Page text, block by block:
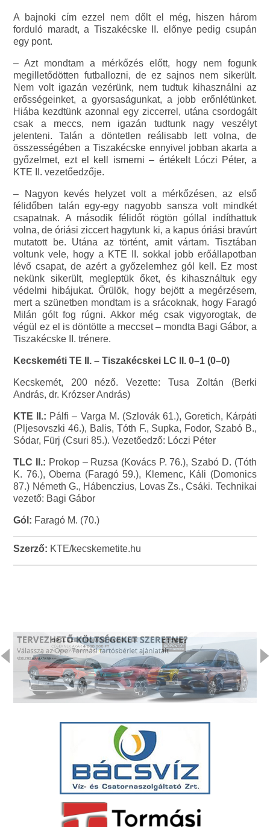
A bajnoki cím ezzel nem dőlt el még, hiszen három
forduló maradt, a Tiszakécske II. előnye pedig csupán
egy pont.
– Azt mondtam a mérkőzés előtt, hogy nem fogunk
megilletődötten futballozni, de ez sajnos nem sikerült.
Nem volt igazán vezérünk, nem tudtuk kihasználni az
erősségeinket, a gyorsaságunkat, a jobb erőnlétünket.
Hiába kezdtünk azonnal egy ziccerrel, utána csordogált
csak a meccs, nem igazán tudtunk nagy veszélyt
jelenteni. Talán a döntetlen reálisabb lett volna, de
összességében a Tiszakécske ennyivel jobban akarta a
győzelmet, ezt el kell ismerni – értékelt Lóczi Péter, a
KTE II. vezetőedzője.
– Nagyon kevés helyzet volt a mérkőzésen, az első
félidőben talán egy-egy nagyobb sansza volt mindkét
csapatnak. A második félidőt rögtön góllal indíthattuk
volna, de óriási ziccert hagytunk ki, a kapus óriási bravúrt
mutatott be. Utána az történt, amit vártam. Tisztában
voltunk vele, hogy a KTE II. sokkal jobb erőállapotban
lévő csapat, de azért a győzelemhez gól kell. Ez most
nekünk sikerült, megleptük őket, és kihasználtuk egy
védelmi hibájukat. Örülök, hogy bejött a megérzésem,
mert a szünetben mondtam is a srácoknak, hogy Faragó
Milán gólt fog rúgni. Akkor még csak vigyorogtak, de
végül ez el is döntötte a meccset – mondta Bagi Gábor, a
Tiszakécske II. trénere.
Kecskeméti TE II. – Tiszakécskei LC II. 0–1 (0–0)
Kecskemét, 200 néző. Vezette: Tusa Zoltán (Berki
András, dr. Krózser András)
KTE II.: Pálfi – Varga M. (Szlovák 61.), Goretich, Kárpáti
(Pljesovszki 46.), Balis, Tóth F., Supka, Fodor, Szabó B.,
Sódar, Fürj (Csuri 85.). Vezetőedző: Lóczi Péter
TLC II.: Prokop – Ruzsa (Kovács P. 76.), Szabó D. (Tóth
K. 76.), Oberna (Faragó 59.), Klemenc, Káli (Domonics
87.) Németh G., Hábenczius, Lovas Zs., Csáki. Technikai
vezető: Bagi Gábor
Gól: Faragó M. (70.)
Szerző: KTE/kecskemetite.hu